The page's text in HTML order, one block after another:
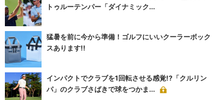
トゥルーテンパー「ダイナミック...
猛暑を前に今から準備！ゴルフにいいクーラーボック
スあります!!
インパクトでクラブを1回転させる感覚!?「クルリン
パ」のクラブさばきで球をつかま...